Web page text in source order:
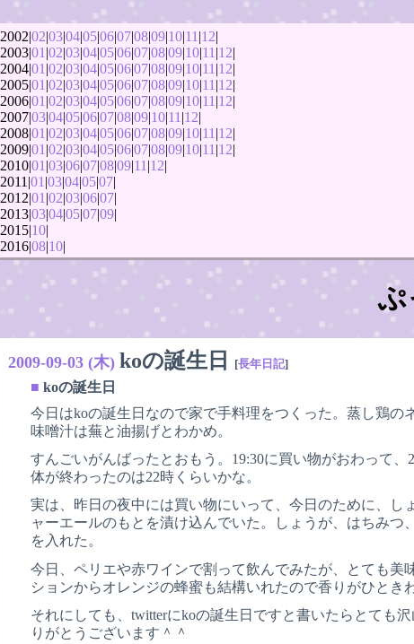
2002|02|03|04|05|06|07|08|09|10|11 |12|
2003|01 |02|03|04|05|06|07|08|09|10|11 |12|
2004|01 |02|03|04|05|06|07|08|09|10|11 |12|
2005|01 |02|03|04|05|06|07|08|09|10|11 |12|
2006|01 |02|03|04|05|06|07|08|09|10|11 |12|
2007|03|04|05|06|07|08|09|10|11 |12|
2008|01 |02|03|04|05|06|07|08|09|10|11 |12|
2009|01 |02|03|04|05|06|07|08|09|10|11 |12|
2010|01 |03|06|07|08|09|11 |12|
2011|01 |03|04|05|07|
2012|01 |02|03|06|07|
2013|03|04|05|07|09|
2015|10|
2016|08|10|
ぷ
2009-09-03 (木) koの誕生日 [長年日記]
■ koの誕生日
今日はkoの誕生日なので家で手料理をつくった。蒸し鶏
味噌汁は蕪と油揚げとわかめ。
すんごいがんばったとおもう。19:30に買い物がおわって
体が終わったのは22時くらいかな。
実は、昨日の夜中には買い物にいって、今日のために、し
ャーエールのもとを漬け込んでいた。しょうが、はちみつ
を入れた。
今日、ペリエや赤ワインで割って飲んでみたが、とても
ションからオレンジの蜂蜜も結構いれたので香りがひとき
それにしても、twitterにkoの誕生日ですと書いたらとても
りがとうございます＾＾